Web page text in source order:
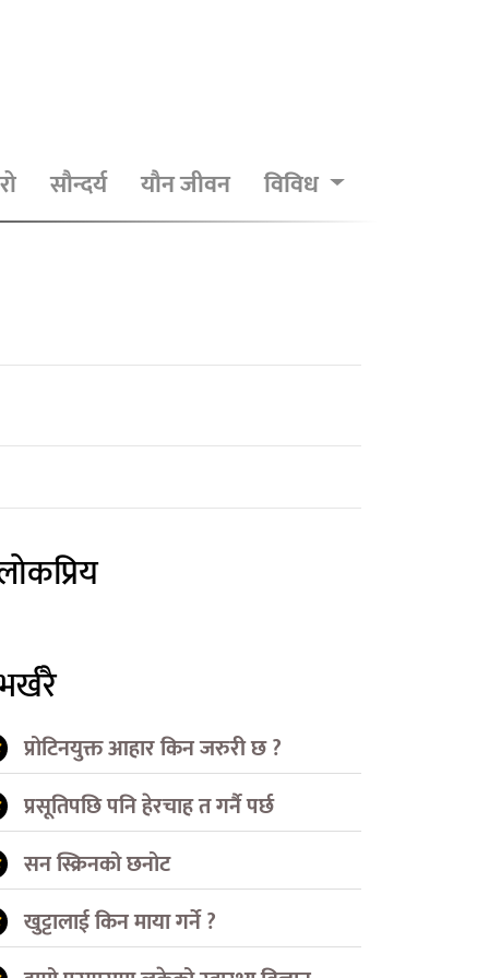
सौन्दर्य यौन जीवन विविध
प्रोटिनयुक्त आहार किन जरुरी छ ?
प्रसूतिपछि पनि हेरचाह त गर्नै पर्छ
सन स्क्रिनको छनोट
खुट्टालाई किन माया गर्ने ?